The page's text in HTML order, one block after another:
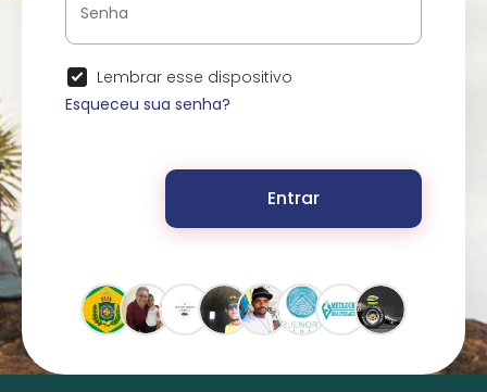
Lembrar esse dispositivo
Esqueceu sua senha?
Entrar